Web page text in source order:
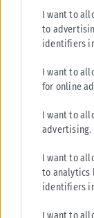
I want to
to
identifiers
I want to
for online
I want to
advertising.
I want to
to analytics
identifiers
I want to
σταδιακά η
Βέβαια ο
εκατ. ευρώ
άλλους πιστωτές.
Την ίδια χρονιά,
εγκρίθηκε η
συμφωνία
Ταμεία (χρέη